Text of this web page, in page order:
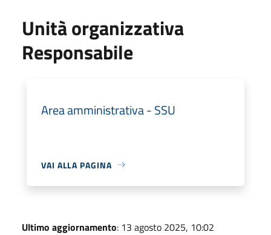
Unità organizzativa
Responsabile
Area amministrativa - SSU
VAI ALLA PAGINA
Ultimo aggiornamento: 13 agosto 2025, 10:02